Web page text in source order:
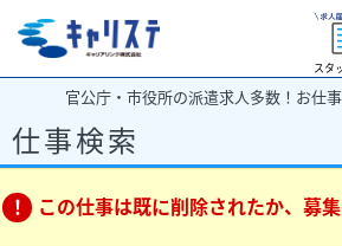
スタ
官公庁・市役所の派遣求人多数！お仕
仕事検索
この仕事は既に削除されたか、募集